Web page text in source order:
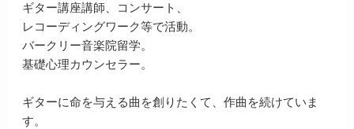
ギター講座講師、コンサート、
レコーディングワーク等で活動。
バークリー音楽院留学。
基礎心理カウンセラー。
ギターに命を与える曲を創りたくて、作曲を続けていま
す。